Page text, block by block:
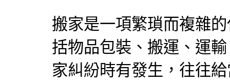
搬家是一項繁瑣而複雜
括物品包裝、搬運、運
家糾紛時有發生，往往